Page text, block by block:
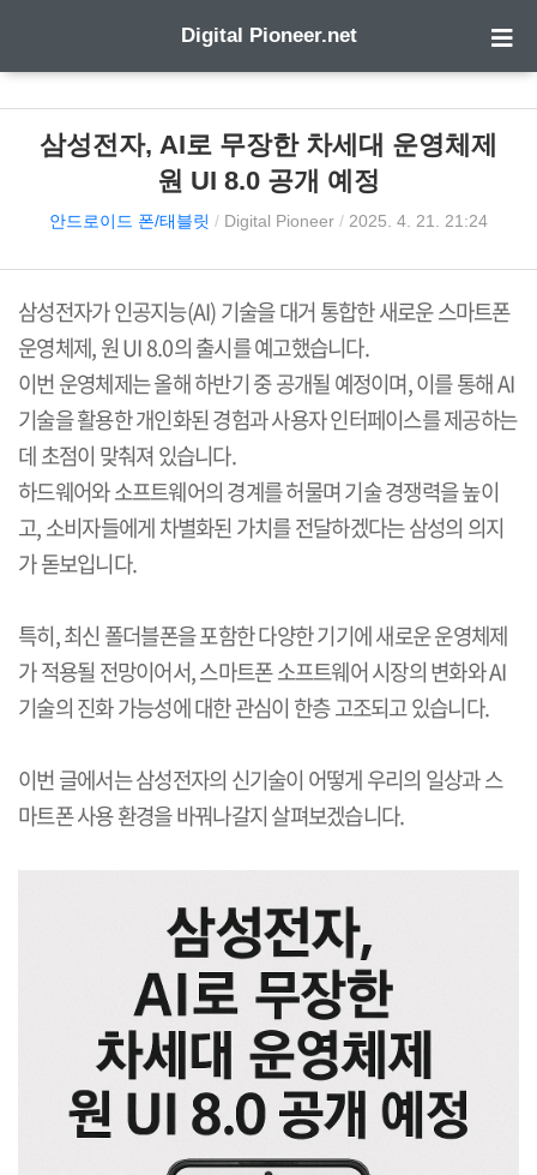
Digital Pioneer.net
삼성전자, AI로 무장한 차세대 운영체제
원 UI 8.0 공개 예정
안드로이드 폰/태블릿 / Digital Pioneer / 2025. 4. 21. 21:24
삼성전자가 인공지능(AI)기술을 대거 통합한 새로운 스마트폰
운영체제,원UI 8.0의 출시를 예고했습니다.
이번 운영체제는 올해 하반기 중 공개될 예정이며,이를 통해AI
기술을 활용한 개인화된 경험과 사용자 인터페이스를 제공하는
데 초점이 맞춰져 있습니다.
하드웨어와 소프트웨어의 경계를 허물며 기술 경쟁력을 높이
고,소비자들에게 차별화된 가치를 전달하겠다는 삼성의 의지
가 돋보입니다.
특히,최신 폴더블폰을 포함한 다양한 기기에 새로운 운영체제
가 적용될 전망이어서,스마트폰 소프트웨어 시장의 변화와AI
기술의 진화 가능성에 대한 관심이 한층 고조되고 있습니다.
이번 글에서는 삼성전자의 신기술이 어떻게 우리의 일상과 스
마트폰 사용 환경을 바꿔나갈지 살펴보겠습니다.